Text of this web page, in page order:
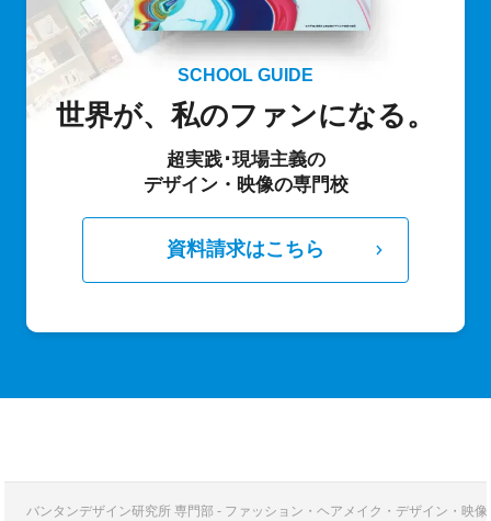
SCHOOL GUIDE
世界が、私のファンになる。
超実践･現場主義の
デザイン・映像の専門校
資料請求はこちら
バンタンデザイン研究所 専門部 - ファッション・ヘアメイク・デザイン・映